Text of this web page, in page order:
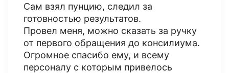
Сам взял пунцию, следил за
готовностью результатов.
Провел меня, можно сказать за ручку
от первого обращения до консилиума.
Огромное спасибо ему, и всему
персоналу с которым привелось